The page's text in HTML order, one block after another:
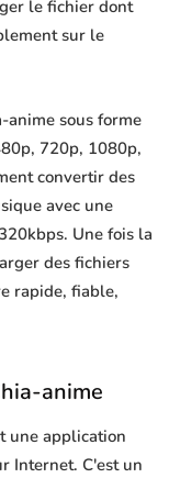
le fichier dont
sur le
anime sous forme
720p, 1080p,
convertir des
avec une
Une fois la
des fichiers
rapide, fiable,
anime
une application
Internet. C'est un